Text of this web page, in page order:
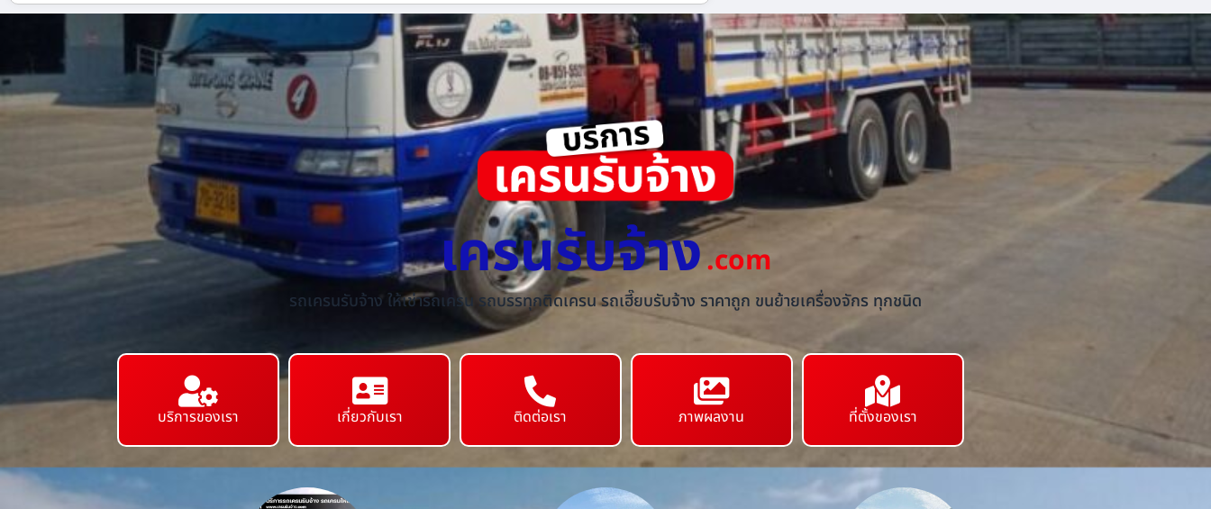
เครนรับจ้าง.com
รถเครนรับจ้าง ให้เช่ารถเครน รถบรรทุกติดเครน รถเฮี๊ยบรับจ้าง ราคาถูก ขนย้ายเครื่องจักร ทุกชนิด
บริการของเรา เกี่ยวกับเรา ติดต่อเรา ภาพผลงาน ที่ตั้งของเรา